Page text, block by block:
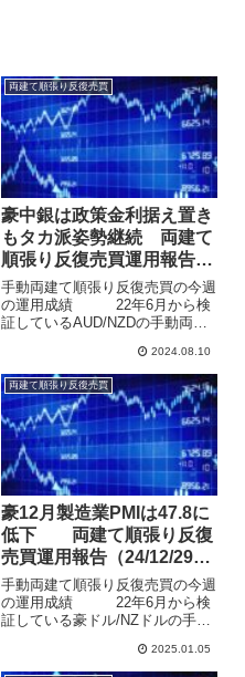
両建て順張り反復売買
豪中銀は政策金利据え置き
もタカ派姿勢継続 両建て
順張り反復売買運用報告
（24/8/4週）
手動両建て順張り反復売買の今週
の運用成績 22年6月から検
証しているAUD/NZDの手動両建
開しています。特にトラップを仕
掛ける水準やタイミングをはかる
ことなく、元本50万円をルール
通りに運用しっぱなしで含...
2024.08.10
両建て順張り反復売買
豪12月製造業PMIは47.8に
低下 両建て順張り反復
売買運用報告（24/12/29
週）
手動両建て順張り反復売買の今週
の運用成績 22年6月から検
証している豪ドル/NZドルの手動
を公開しています。元本50万円
をリピート売買で運用し、特に相
2025.01.05